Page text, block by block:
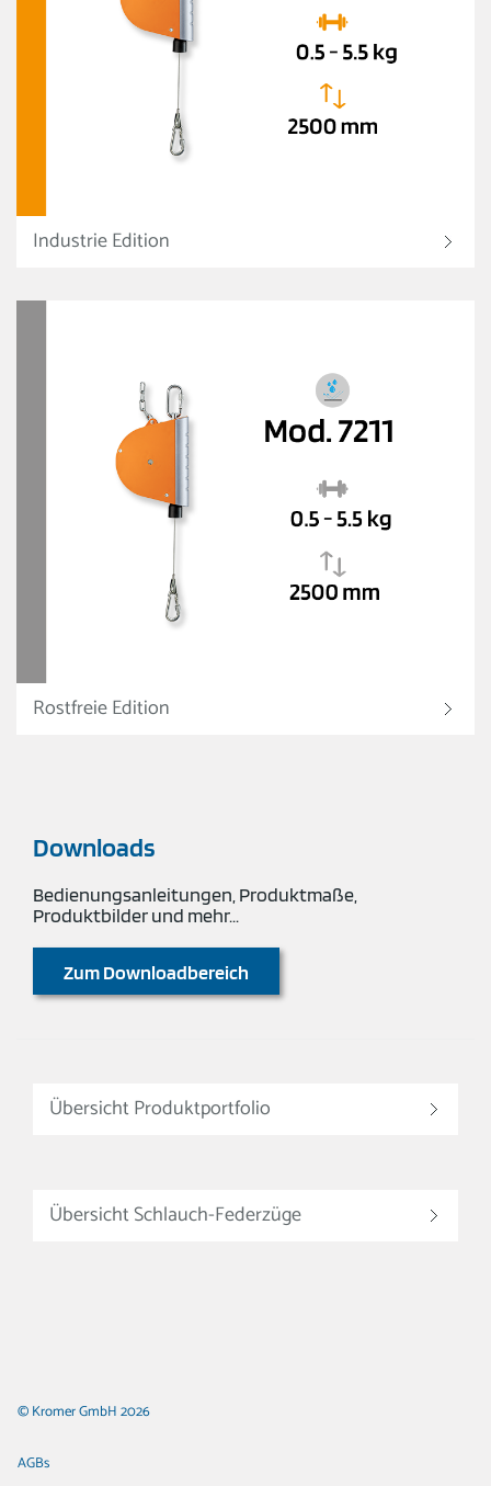
Industrie Edition
Rostfreie Edition
Downloads
Bedienungsanleitungen, Produktmaße,
Produktbilder und mehr...
Zum Downloadbereich
Übersicht Produktportfolio
Übersicht Schlauch-Federzüge
© Kromer GmbH 2026
AGBs